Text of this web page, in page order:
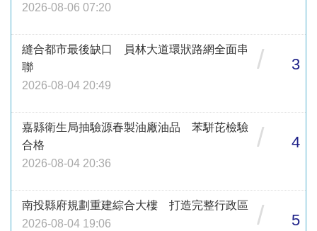
2026-08-06 07:20
縫合都市最後缺口 員林大道環狀路網全面串
聯
2026-08-04 20:49
/ 3
嘉縣衛生局抽驗源春製油廠油品 苯駢芘檢驗
合格
2026-08-04 20:36
/ 4
南投縣府規劃重建綜合大樓 打造完整行政區
2026-08-04 19:06
/ 5